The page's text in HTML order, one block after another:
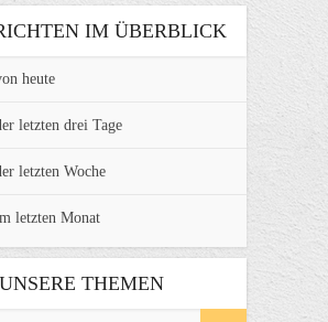
IM ÜBERBLICK
heute
letzten drei Tage
letzten Woche
letzten Monat
UNSERE THEMEN